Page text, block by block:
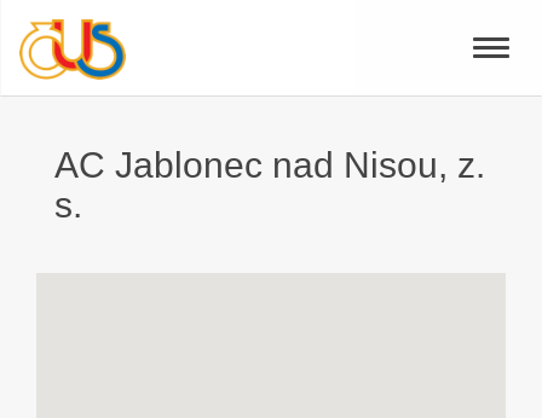
Toggle
AC Jablonec nad Nisou, z.
s.